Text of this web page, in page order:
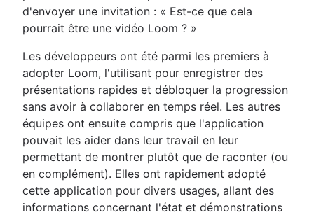
d'envoyer une invitation : « Est-ce que cela
pourrait être une vidéo Loom ? »
Les développeurs ont été parmi les premiers à
adopter Loom, l'utilisant pour enregistrer des
présentations rapides et débloquer la progression
sans avoir à collaborer en temps réel. Les autres
équipes ont ensuite compris que l'application
pouvait les aider dans leur travail en leur
permettant de montrer plutôt que de raconter (ou
en complément). Elles ont rapidement adopté
cette application pour divers usages, allant des
informations concernant l'état et démonstrations